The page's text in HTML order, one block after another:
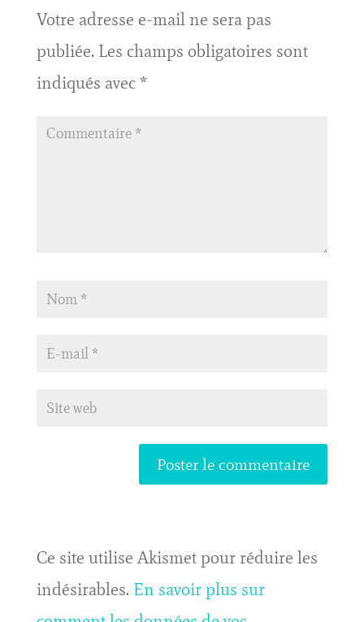
Votre adresse e-mail ne sera pas
publiée. Les champs obligatoires sont
indiqués avec *
Ce site utilise Akismet pour réduire les
indésirables. En savoir plus sur